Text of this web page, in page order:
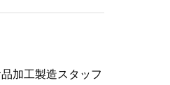
加工製造スタッフ